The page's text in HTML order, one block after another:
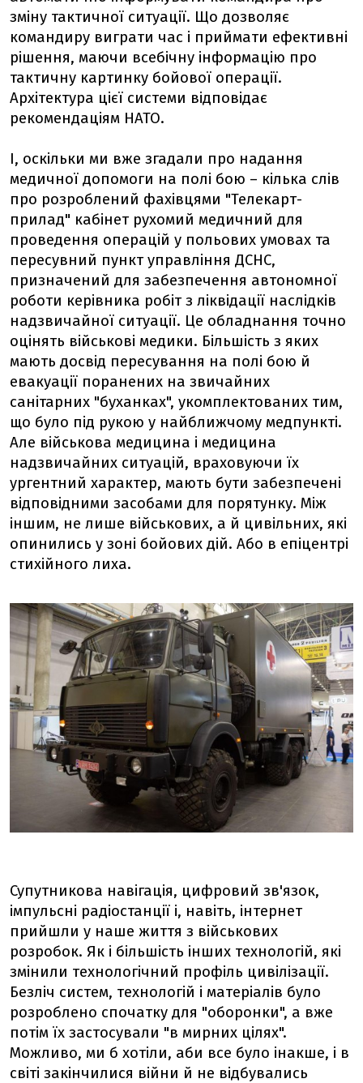
зміну тактичної ситуації. Що дозволяє
командиру виграти час і приймати ефективні
рішення, маючи всебічну інформацію про
тактичну картинку бойової операції.
Архітектура цієї системи відповідає
рекомендаціям НАТО.
І, оскільки ми вже згадали про надання
медичної допомоги на полі бою – кілька слів
про розроблений фахівцями "Телекарт-
прилад" кабінет рухомий медичний для
проведення операцій у польових умовах та
пересувний пункт управління ДСНС,
призначений для забезпечення автономної
роботи керівника робіт з ліквідації наслідків
надзвичайної ситуації. Це обладнання точно
оцінять військові медики. Більшість з яких
мають досвід пересування на полі бою й
евакуації поранених на звичайних
санітарних "буханках", укомплектованих тим,
що було під рукою у найближчому медпункті.
Але військова медицина і медицина
надзвичайних ситуацій, враховуючи їх
ургентний характер, мають бути забезпечені
відповідними засобами для порятунку. Між
іншим, не лише військових, а й цивільних, які
опинились у зоні бойових дій. Або в епіцентрі
стихійного лиха.
Супутникова навігація, цифровий зв'язок,
імпульсні радіостанції і, навіть, інтернет
прийшли у наше життя з військових
розробок. Як і більшість інших технологій, які
змінили технологічний профіль цивілізації.
Безліч систем, технологій і матеріалів було
розроблено спочатку для "оборонки", а вже
потім їх застосували "в мирних цілях".
Можливо, ми б хотіли, аби все було інакше, і в
світі закінчилися війни й не відбувались